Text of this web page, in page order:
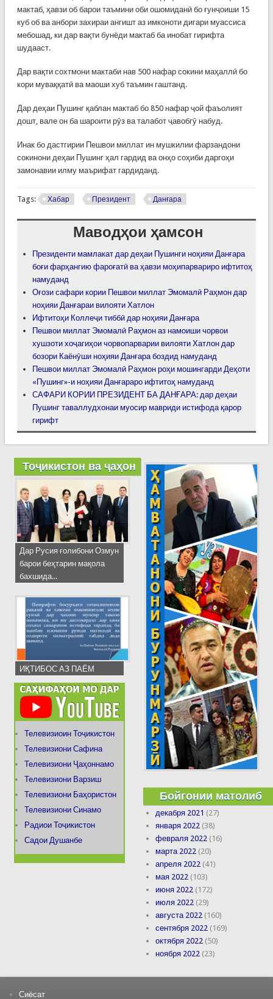
мактаб, ҳавзи об барои таъмини оби ошомиданӣ бо ғунҷоиши 15
куб об ва анбори захираи ангишт аз имконоти дигари муассиса
мебошад, ки дар вақти бунёди мактаб ба инобат гирифта
шудааст.
Дар вақти сохтмони мактаби нав 500 нафар сокини маҳаллӣ бо
кори муваққатӣ ва маоши хуб таъмин гаштанд.
Дар деҳаи Пушинг қаблан мактаб бо 850 нафар ҷой фаъолият
дошт, вале он ба шароити рӯз ва талабот ҷавобгӯ набуд.
Инак бо дастгирии Пешвои миллат ин мушкилии фарзандони
сокинони деҳаи Пушинг ҳал гардид ва онҳо соҳиби даргоҳи
замонавии илму маърифат гардиданд.
Tags: Хабар Президент Данғара
Маводҳои ҳамсон
Президенти мамлакат дар деҳаи Пушинги ноҳияи Данғара
боғи фарҳангию фароғатӣ ва ҳавзи моҳипарвариро ифтитоҳ
намуданд
Оғози сафари кории Пешвои миллат Эмомалӣ Раҳмон дар
ноҳияи Данғараи вилояти Хатлон
Ифтитоҳи Коллеҷи тиббӣ дар ноҳияи Данғара
Пешвои миллат Эмомалӣ Раҳмон аз намоиши чорвои
хушзоти хоҷагиҳои чорвопарварии вилояти Хатлон дар
бозори Каёнӯши ноҳияи Данғара боздид намуданд
Пешвои миллат Эмомалӣ Раҳмон роҳи мошингарди Деҳоти
«Пушинг»-и ноҳияи Данғараро ифтитоҳ намуданд
САФАРИ КОРИИ ПРЕЗИДЕНТ БА ДАНҒАРА: дар деҳаи
Пушинг таваллудхонаи муосир мавриди истифода қарор
гирифт
Тоҷикистон ва ҷаҳон
Дар Русия ғолибони Озмун
барои беҳтарин мақола
бахшида...
ИҚТИБОС АЗ ПАЁМ
Телевизиоин Тоҷикистон
Телевизиони Сафина
Телевизиони Ҷаҳоннамо
Телевизиони Варзиш
Телевизиони Баҳористон
Телевизиони Синамо
Радиои Тоҷикистон
Садои Душанбе
Бойгонии матолиб
декабря 2021 (27)
января 2022 (38)
февраля 2022 (16)
марта 2022 (20)
апреля 2022 (41)
мая 2022 (103)
июня 2022 (172)
июля 2022 (29)
августа 2022 (160)
сентября 2022 (169)
октября 2022 (50)
ноября 2022 (23)
Сиёсат